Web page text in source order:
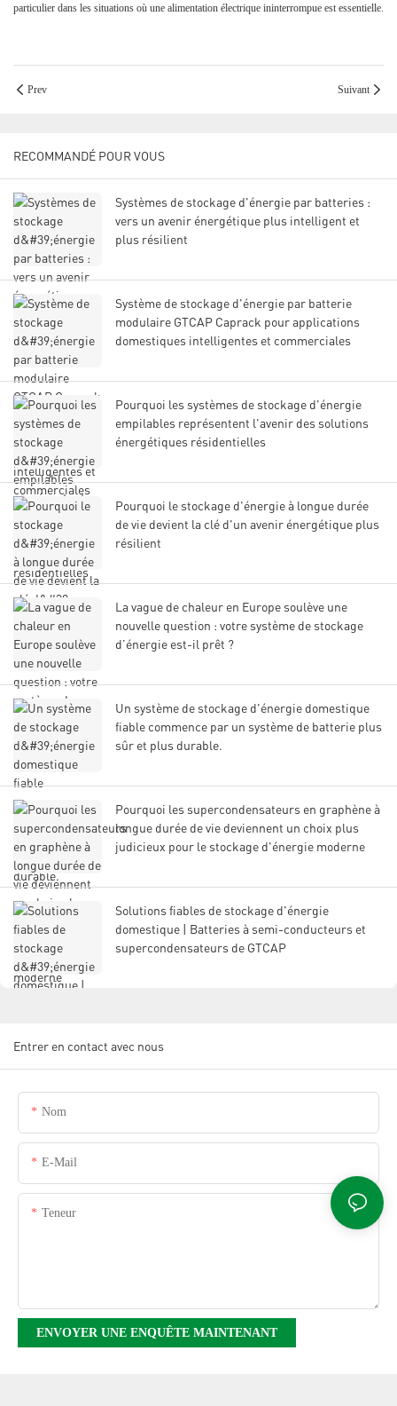
particulier dans les situations où une alimentation électrique ininterrompue est essentielle.
Prev Suivant
RECOMMANDÉ POUR VOUS
Systèmes de stockage d'énergie par batteries :
vers un avenir énergétique plus intelligent et
plus résilient
Système de stockage d'énergie par batterie
modulaire GTCAP Caprack pour applications
domestiques intelligentes et commerciales
Pourquoi les systèmes de stockage d'énergie
empilables représentent l'avenir des solutions
énergétiques résidentielles
Pourquoi le stockage d'énergie à longue durée
de vie devient la clé d'un avenir énergétique plus
résilient
La vague de chaleur en Europe soulève une
nouvelle question : votre système de stockage
d’énergie est-il prêt ?
Un système de stockage d'énergie domestique
fiable commence par un système de batterie plus
sûr et plus durable.
Pourquoi les supercondensateurs en graphène à
longue durée de vie deviennent un choix plus
judicieux pour le stockage d'énergie moderne
Solutions fiables de stockage d'énergie
domestique | Batteries à semi-conducteurs et
supercondensateurs de GTCAP
Entrer en contact avec nous
Nom
E-Mail
Teneur
ENVOYER UNE ENQUÊTE MAINTENANT